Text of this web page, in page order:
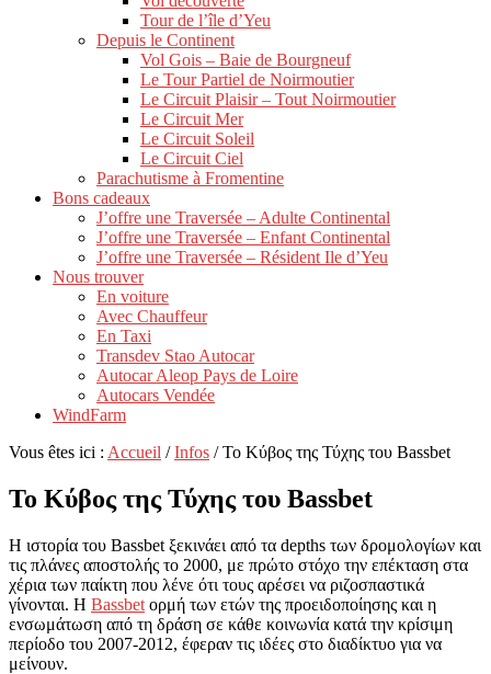
Tour de l’île d’Yeu
Depuis le Continent
Vol Gois – Baie de Bourgneuf
Le Tour Partiel de Noirmoutier
Le Circuit Plaisir – Tout Noirmoutier
Le Circuit Mer
Le Circuit Soleil
Le Circuit Ciel
Parachutisme à Fromentine
Bons cadeaux
J’offre une Traversée – Adulte Continental
J’offre une Traversée – Enfant Continental
J’offre une Traversée – Résident Ile d’Yeu
Nous trouver
En voiture
Avec Chauffeur
En Taxi
Transdev Stao Autocar
Autocar Aleop Pays de Loire
Autocars Vendée
WindFarm
Vous êtes ici : Accueil / Infos /Το Κύβος της Τύχης του Bassbet
Το Κύβος της Τύχης του Bassbet
Η ιστορία του Bassbet ξεκινάει από τα depths των δρομολογίων και
τις πλάνες αποστολής το 2000, με πρώτο στόχο την επέκταση στα
χέρια των παίκτη που λένε ότι τους αρέσει να ριζοσπαστικά
γίνονται. Η Bassbet ορμή των ετών της προειδοποίησης και η
ενσωμάτωση από τη δράση σε κάθε κοινωνία κατά την κρίσιμη
περίοδο του 2007-2012, έφεραν τις ιδέες στο διαδίκτυο για να
μείνουν.